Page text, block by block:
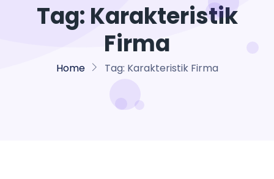
Tag: Karakteristik
Firma
Home Tag: Karakteristik Firma